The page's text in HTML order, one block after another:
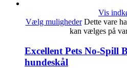
Vis
Vælg muligheder Dette vare
kan vælges på
Excellent Pets No-Spill
hundeskål